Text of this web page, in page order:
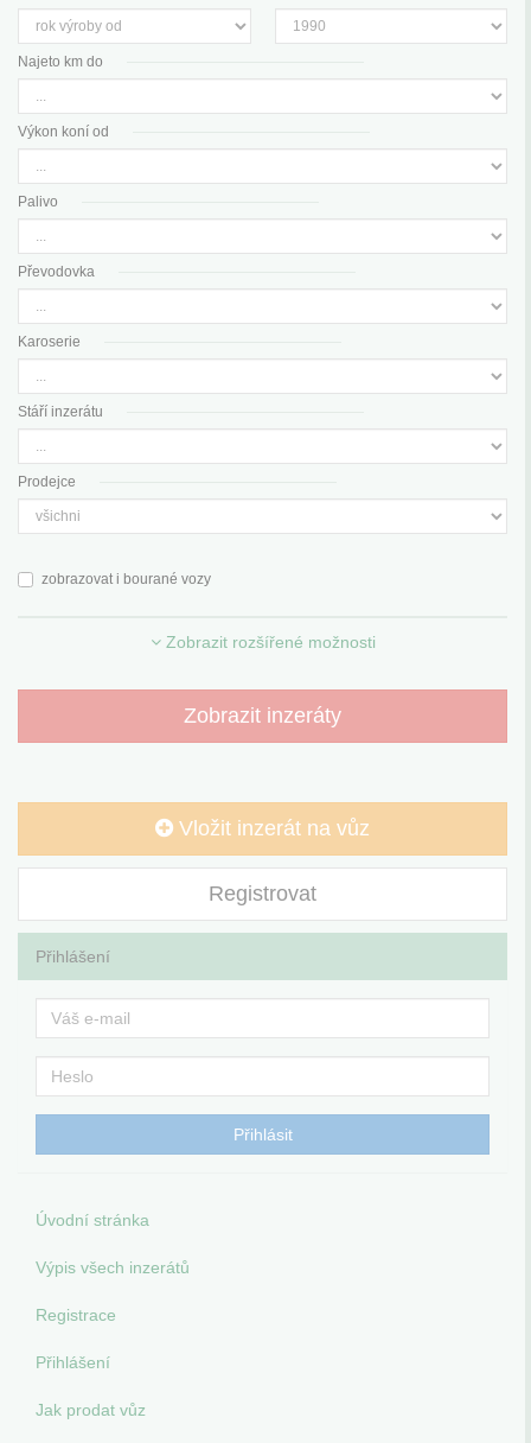
Najeto km do
Výkon koní od
Palivo
Převodovka
Karoserie
Stáří inzerátu
Prodejce
zobrazovat i bourané vozy
Zobrazit rozšířené možnosti
Zobrazit inzeráty
Vložit inzerát na vůz
Registrovat
Přihlášení
Úvodní stránka
Výpis všech inzerátů
Registrace
Přihlášení
Jak prodat vůz